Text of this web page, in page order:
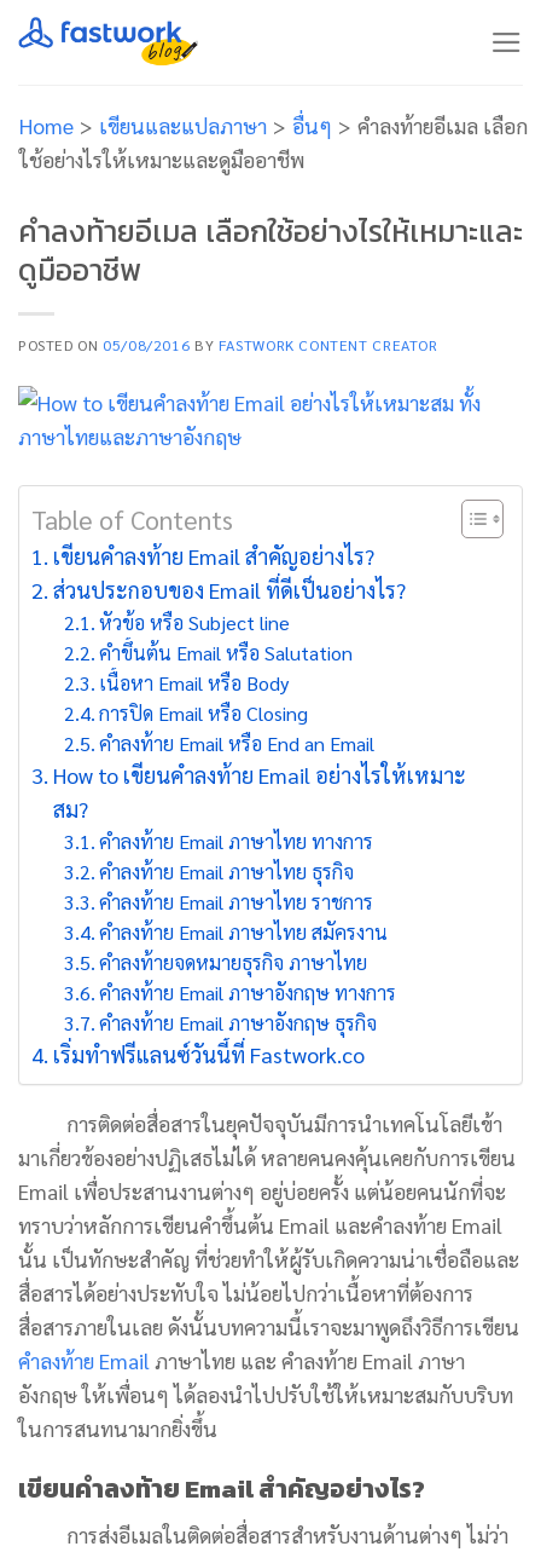
Skip
to
Home > เขียนและแปลภาษา > อื่นๆ > คำลงท้ายอีเมล เลือก
ใช้อย่างไรให้เหมาะและดูมืออาชีพ
คำลงท้ายอีเมล เลือกใช้อย่างไรให้เหมาะและ
ดูมืออาชีพ
POSTED ON 05/08/2016 BY FASTWORK CONTENT CREATOR
Table of Contents
เขียนคําลงท้าย Email สำคัญอย่างไร?
ส่วนประกอบของ Email ที่ดีเป็นอย่างไร?
หัวข้อ หรือ Subject line
คําขึ้นต้น Email หรือ Salutation
เนื้อหา Email หรือ Body
การปิด Email หรือ Closing
คําลงท้าย Email หรือ End an Email
How to เขียนคําลงท้าย Email อย่างไรให้เหมาะ
สม?
คําลงท้าย Email ภาษาไทย ทางการ
คําลงท้าย Email ภาษาไทย ธุรกิจ
คําลงท้าย Email ภาษาไทย ราชการ
คําลงท้าย Email ภาษาไทย สมัครงาน
คําลงท้ายจดหมายธุรกิจ ภาษาไทย
คําลงท้าย Email ภาษาอังกฤษ ทางการ
คําลงท้าย Email ภาษาอังกฤษ ธุรกิจ
เริ่มทำฟรีแลนซ์วันนี้ที่ Fastwork.co
การติดต่อสื่อสารในยุคปัจจุบันมีการนำเทคโนโลยีเข้า
มาเกี่ยวข้องอย่างปฏิเสธไม่ได้ หลายคนคงคุ้นเคยกับการเขียน
Email เพื่อประสานงานต่างๆ อยู่บ่อยครั้ง แต่น้อยคนนักที่จะ
ทราบว่าหลักการเขียนคําขึ้นต้น Email และคําลงท้าย Email
นั้น เป็นทักษะสำคัญ ที่ช่วยทำให้ผู้รับเกิดความน่าเชื่อถือและ
สื่อสารได้อย่างประทับใจ ไม่น้อยไปกว่าเนื้อหาที่ต้องการ
สื่อสารภายในเลย ดังนั้นบทความนี้เราจะมาพูดถึงวิธีการเขียน
คำลงท้าย Email ภาษาไทย และ คําลงท้าย Email ภาษา
อังกฤษ ให้เพื่อนๆ ได้ลองนำไปปรับใช้ให้เหมาะสมกับบริบท
ในการสนทนามากยิ่งขึ้น
เขียนคําลงท้าย Email สำคัญอย่างไร?
การส่งอีเมลในติดต่อสื่อสารสำหรับงานด้านต่างๆ ไม่ว่า